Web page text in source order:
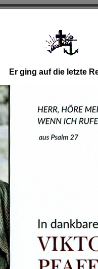
Er ging auf die letzte